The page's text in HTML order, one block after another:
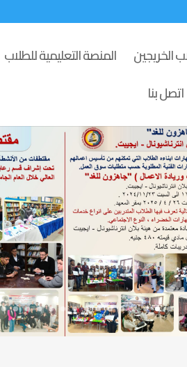
الخريجين المنصة التعليمية للطلاب
اتصل بنا